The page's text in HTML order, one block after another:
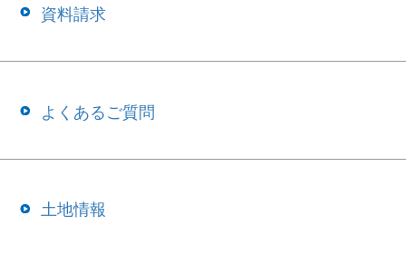
資料請求
よくあるご質問
土地情報